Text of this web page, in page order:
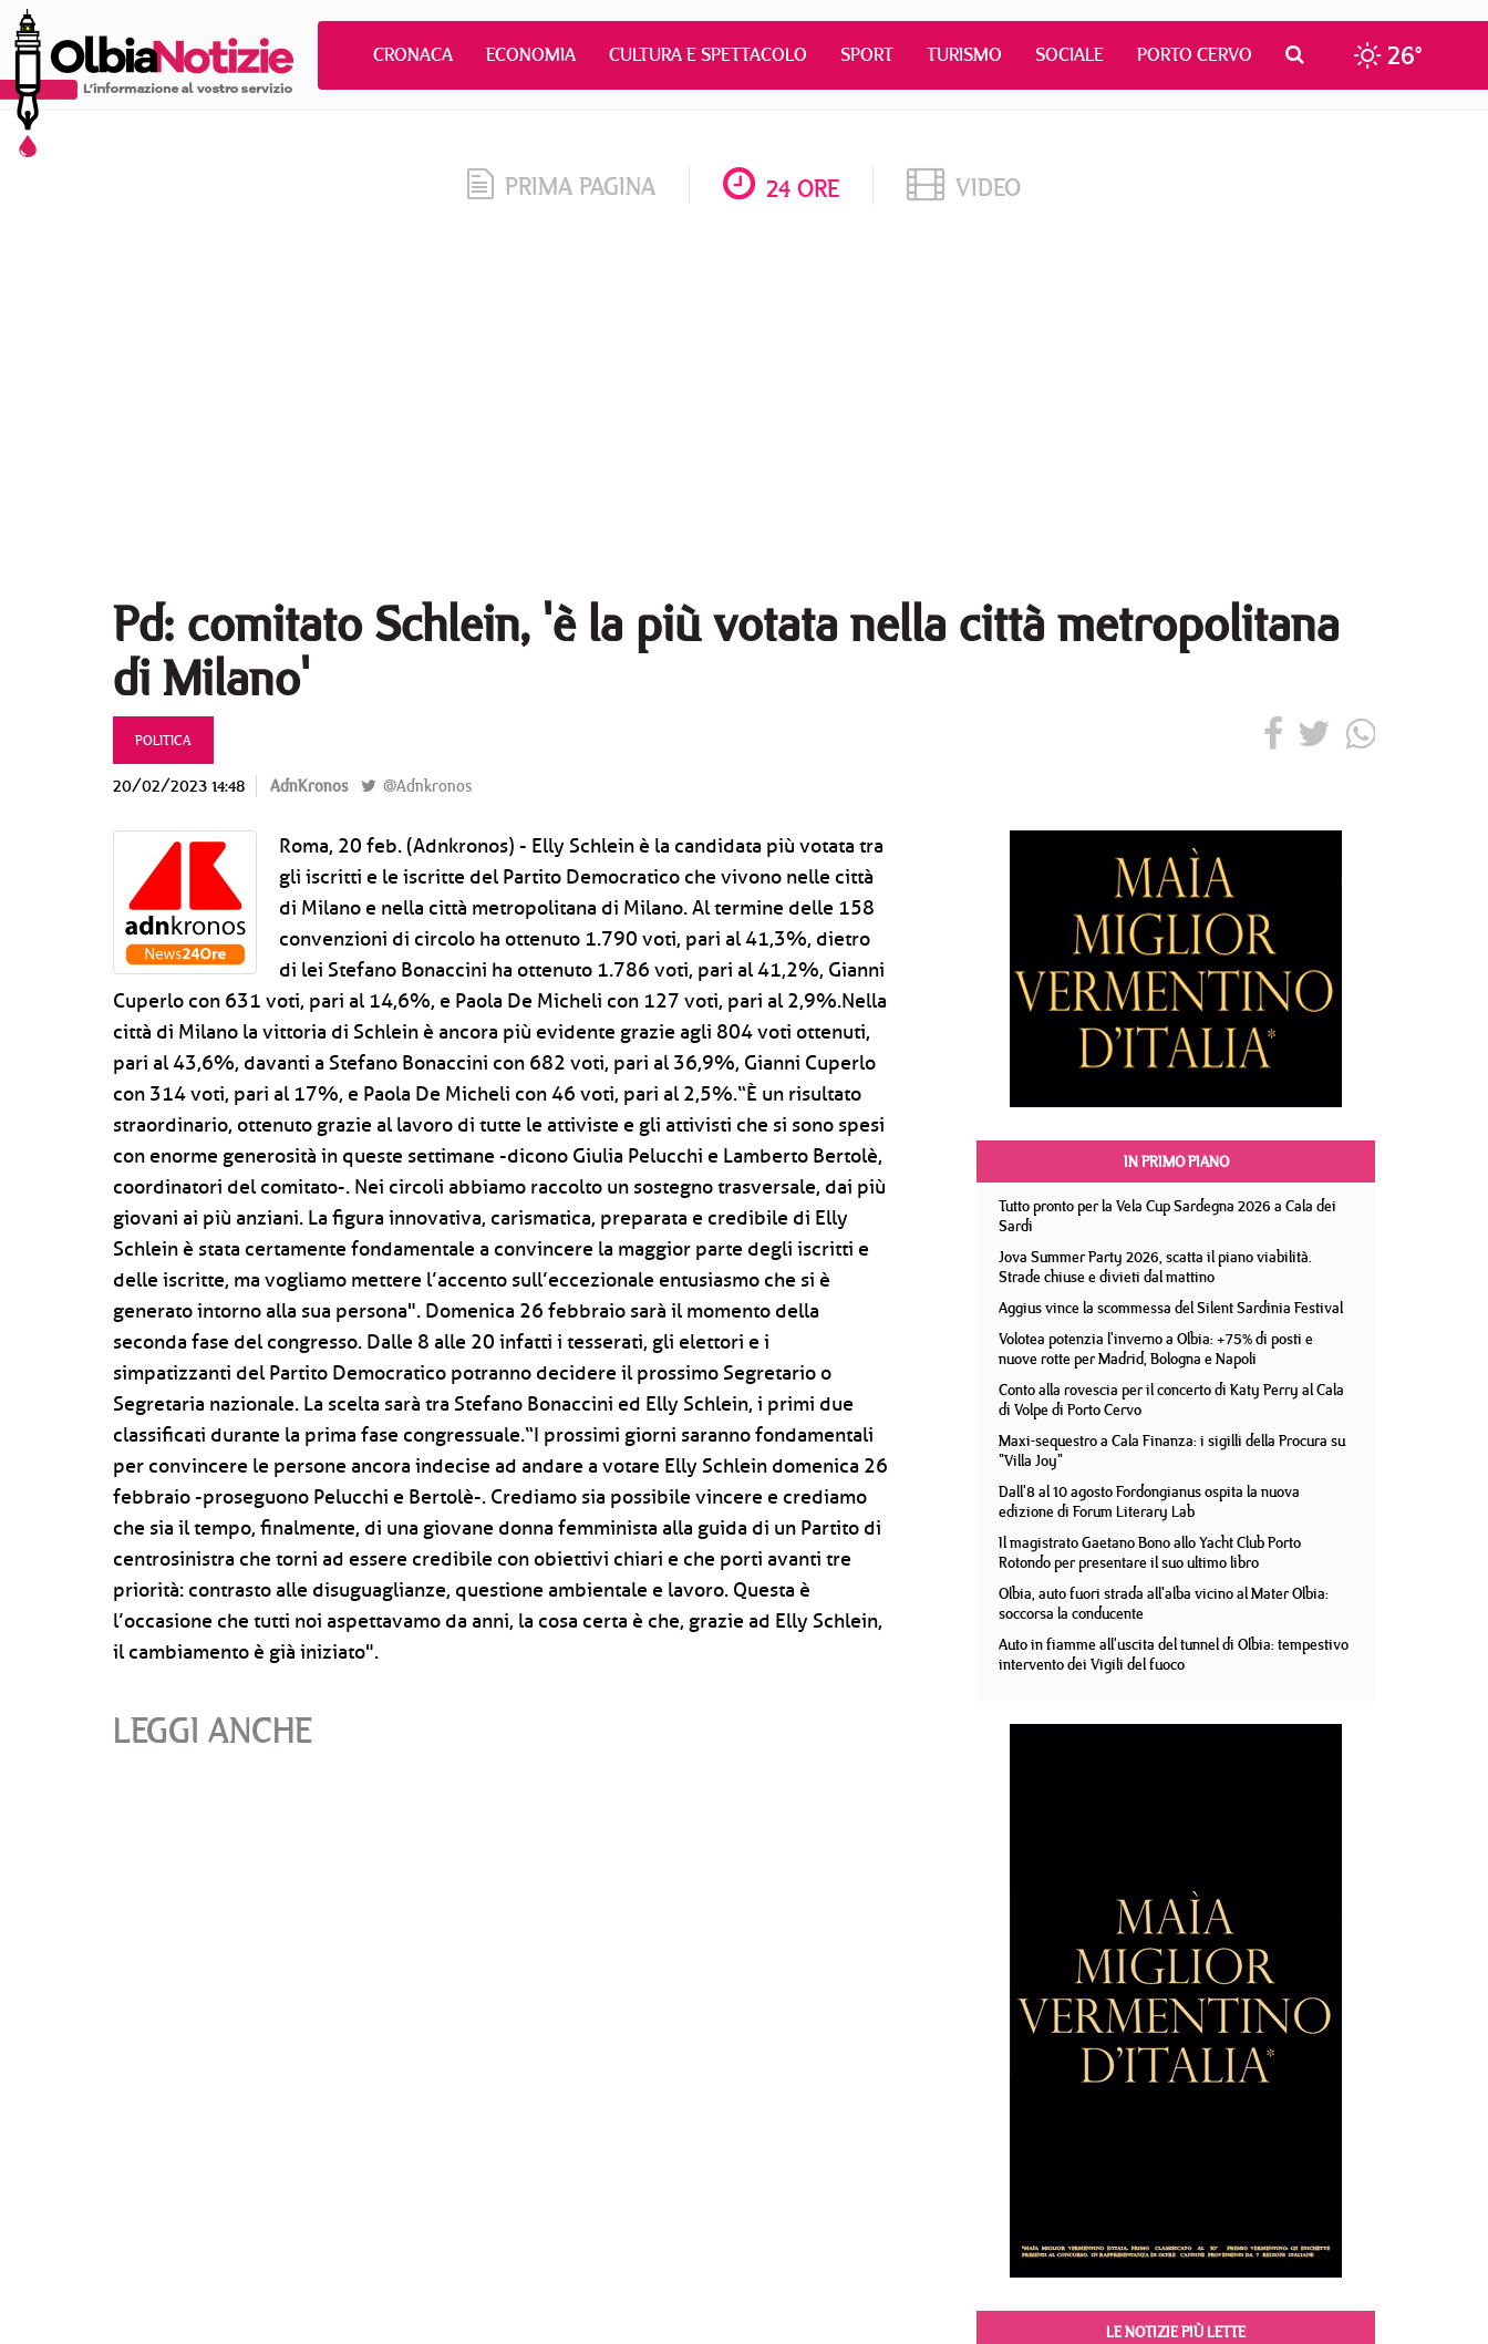
CRONACA ECONOMIA CULTURA E SPETTACOLO SPORT TURISMO SOCIALE PORTO CERVO 26°
PRIMA PAGINA 24 ORE VIDEO
Pd: comitato Schlein, 'è la più votata nella città metropolitana
di Milano'
POLITICA
20/02/2023 14:48 AdnKronos @Adnkronos
Roma, 20 feb. (Adnkronos) - Elly Schlein è la candidata più votata tra
gli iscritti e le iscritte del Partito Democratico che vivono nelle città
di Milano e nella città metropolitana di Milano. Al termine delle 158
convenzioni di circolo ha ottenuto 1.790 voti, pari al 41,3%, dietro
di lei Stefano Bonaccini ha ottenuto 1.786 voti, pari al 41,2%, Gianni
Cuperlo con 631 voti, pari al 14,6%, e Paola De Micheli con 127 voti, pari al 2,9%.Nella
città di Milano la vittoria di Schlein è ancora più evidente grazie agli 804 voti ottenuti,
pari al 43,6%, davanti a Stefano Bonaccini con 682 voti, pari al 36,9%, Gianni Cuperlo
con 314 voti, pari al 17%, e Paola De Micheli con 46 voti, pari al 2,5%.“È un risultato
straordinario, ottenuto grazie al lavoro di tutte le attiviste e gli attivisti che si sono spesi
con enorme generosità in queste settimane -dicono Giulia Pelucchi e Lamberto Bertolè,
coordinatori del comitato-. Nei circoli abbiamo raccolto un sostegno trasversale, dai più
giovani ai più anziani. La figura innovativa, carismatica, preparata e credibile di Elly
Schlein è stata certamente fondamentale a convincere la maggior parte degli iscritti e
delle iscritte, ma vogliamo mettere l’accento sull’eccezionale entusiasmo che si è
generato intorno alla sua persona". Domenica 26 febbraio sarà il momento della
seconda fase del congresso. Dalle 8 alle 20 infatti i tesserati, gli elettori e i
simpatizzanti del Partito Democratico potranno decidere il prossimo Segretario o
Segretaria nazionale. La scelta sarà tra Stefano Bonaccini ed Elly Schlein, i primi due
classificati durante la prima fase congressuale.“I prossimi giorni saranno fondamentali
per convincere le persone ancora indecise ad andare a votare Elly Schlein domenica 26
febbraio -proseguono Pelucchi e Bertolè-. Crediamo sia possibile vincere e crediamo
che sia il tempo, finalmente, di una giovane donna femminista alla guida di un Partito di
centrosinistra che torni ad essere credibile con obiettivi chiari e che porti avanti tre
priorità: contrasto alle disuguaglianze, questione ambientale e lavoro. Questa è
l’occasione che tutti noi aspettavamo da anni, la cosa certa è che, grazie ad Elly Schlein,
il cambiamento è già iniziato".
LEGGI ANCHE
IN PRIMO PIANO
Tutto pronto per la Vela Cup Sardegna 2026 a Cala dei
Sardi
Jova Summer Party 2026, scatta il piano viabilità.
Strade chiuse e divieti dal mattino
Aggius vince la scommessa del Silent Sardinia Festival
Volotea potenzia l'inverno a Olbia: +75% di posti e
nuove rotte per Madrid, Bologna e Napoli
Conto alla rovescia per il concerto di Katy Perry al Cala
di Volpe di Porto Cervo
Maxi-sequestro a Cala Finanza: i sigilli della Procura su
"Villa Joy"
Dall'8 al 10 agosto Fordongianus ospita la nuova
edizione di Forum Literary Lab
Il magistrato Gaetano Bono allo Yacht Club Porto
Rotondo per presentare il suo ultimo libro
Olbia, auto fuori strada all'alba vicino al Mater Olbia:
soccorsa la conducente
Auto in fiamme all'uscita del tunnel di Olbia: tempestivo
intervento dei Vigili del fuoco
LE NOTIZIE PIÙ LETTE